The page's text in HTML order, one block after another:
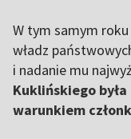
W tym samym roku
władz
i nadanie mu
Kuklińskiego
warunkiem